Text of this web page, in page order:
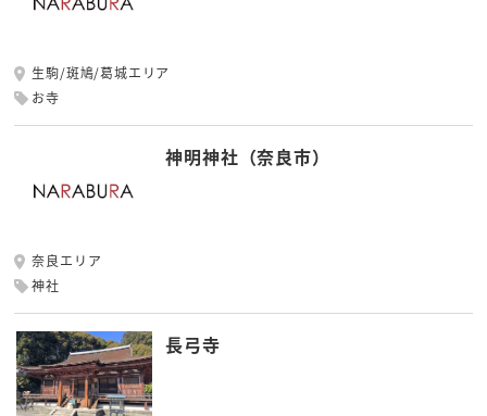
生駒/斑鳩/葛城エリア
お寺
神明神社（奈良市）
奈良エリア
神社
長弓寺